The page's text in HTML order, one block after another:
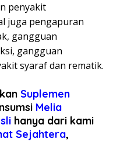
penyakit
juga pengapuran
gangguan
gangguan
syaraf dan rematik.
Suplemen
Melia
hanya dari kami
Sejahtera,